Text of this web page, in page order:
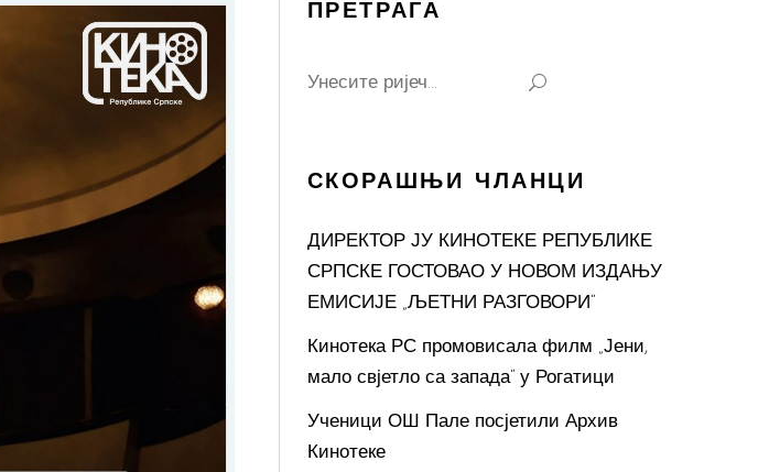
ПРЕТРАГА
for:
СКОРАШЊИ ЧЛАНЦИ
ДИРЕКТОР ЈУ КИНОТЕКЕ РЕПУБЛИКЕ
СРПСКЕ ГОСТОВАО У НОВОМ ИЗДАЊУ
ЕМИСИЈЕ „ЉЕТНИ РАЗГОВОРИ“
Кинотека РС промовисала филм „Јени,
мало свјетло са запада“ у Рогатици
Ученици ОШ Пале посјетили Архив
Кинотеке